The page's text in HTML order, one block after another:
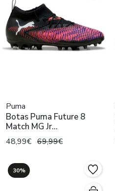
Puma
Botas Puma Future 8
Match MG Jr
Negro/Multicolor
48,99€ 69,99€
30%